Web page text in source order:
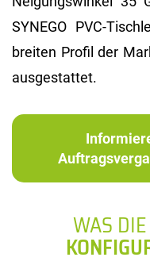
SYNEGO PVC-
breiten Profil der
ausgestattet.
WAS